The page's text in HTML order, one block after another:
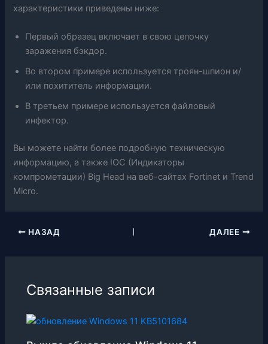
характеристики приведены ниже:
Первый образец включает в свою цепочку
заражения бэкдор.
Во втором примере используется троян-шпион и/
или похититель информации.
В третьем примере используется файловый
инфектор.
Вы можете найти более подробную техническую
информацию, а также IOC (Индикаторы
компрометации) Big Head на веб-сайтах Fortinet и Trend
Micro.
НАЗАД ДАЛЕЕ
Связанные записи